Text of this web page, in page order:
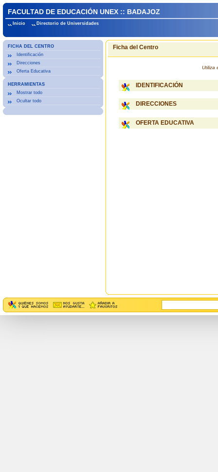
FACULTAD DE EDUCACIÓN UNEX :: BADAJOZ
Inicio Directorio de Universidades
FICHA DEL CENTRO
Identificación
Direcciones
Oferta Educativa
HERRAMIENTAS
Mostrar todo
Ocultar todo
Ficha del Centro
Utiliza
IDENTIFICACIÓN
DIRECCIONES
OFERTA EDUCATIVA